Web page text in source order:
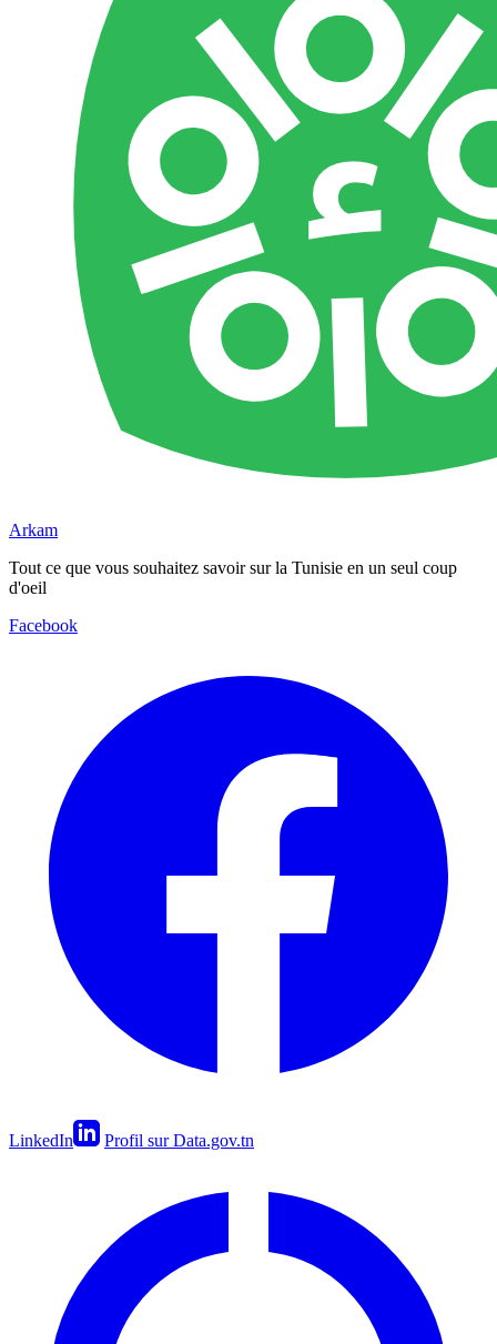
Arkam
Tout ce que vous souhaitez savoir sur la Tunisie en un seul coup
d'oeil
Facebook
LinkedIn Profil sur Data.gov.tn